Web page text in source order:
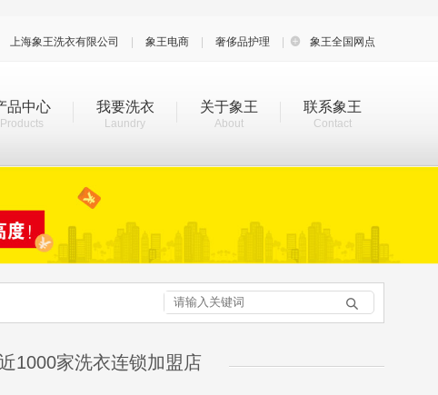
上海象王洗衣有限公司 象王电商 奢侈品护理  象王全国网点
品中心
Products
我要洗衣
Laundry
关于象王
About
联系象王
Contact

1000家洗衣连锁加盟店